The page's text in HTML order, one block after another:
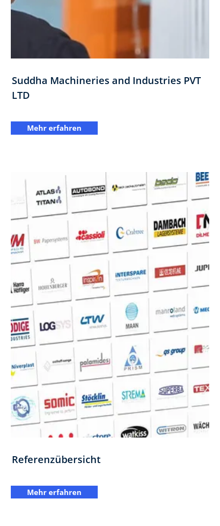
Suddha Machineries and Industries PVT
LTD
Mehr erfahren
Referenzübersicht
Mehr erfahren